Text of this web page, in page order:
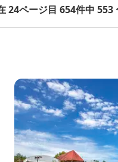
24ページ目 654件中